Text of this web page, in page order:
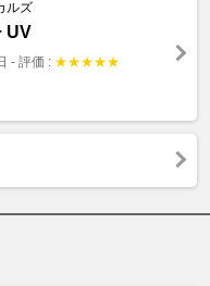
ルズ
UV
- 評価 : ★★★★★